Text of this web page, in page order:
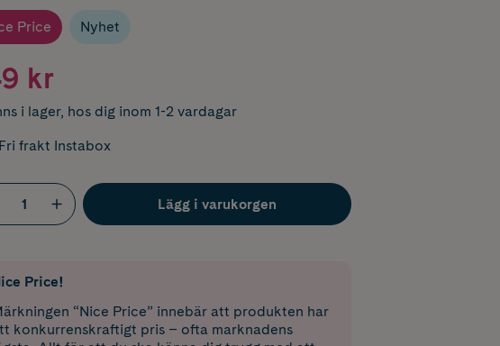
Price Nyhet
kr
i lager, hos dig inom 1-2 vardagar
Fri frakt Instabox
Lägg i varukorgen
Price!
“Nice Price” innebär att produkten har
konkurrenskraftigt pris – ofta marknadens